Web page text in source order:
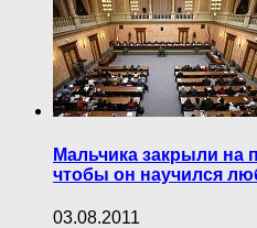
Мальчика закрыли на
чтобы он научился
03.08.2011